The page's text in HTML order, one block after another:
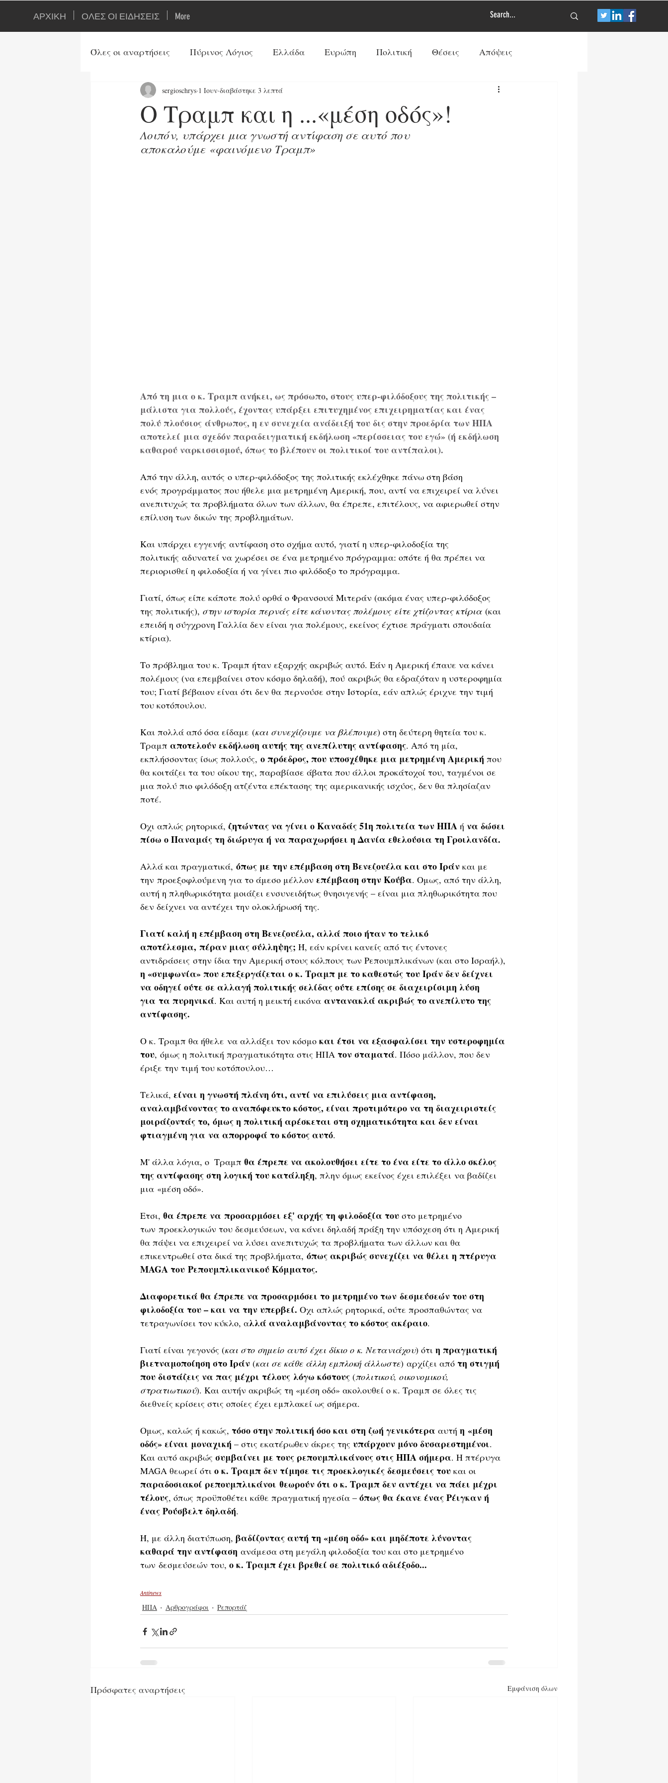
ΑΡΧΙΚΗ ΟΛΕΣ ΟΙ ΕΙΔΗΣΕΙΣ More
Όλες οι αναρτήσεις Πύρινος Λόγιος Ελλάδα Ευρώπη Πολιτική Θέσεις Απόψεις
Ιστορία Ορθοδοξία Νέα Τάξη Πραγμάτων Πολιτισμός
Τουρκία Αρθρογράφοι Ρεπορτάζ Κόσμος Αντί-Νέα Τάξη Πραγμάτων
Ο Τραμπ και η ...«μέση οδός»!
sergioschrys 1 Ιουν διαβάστηκε 3 λεπτά
Λοιπόν, υπάρχει μια γνωστή αντίφαση σε αυτό που
αποκαλούμε «φαινόμενο Τραμπ»
Από τη μια ο κ. Τραμπ ανήκει, ως πρόσωπο, στους υπερ-φιλόδοξους της πολιτικής –
μάλιστα για πολλούς, έχοντας υπάρξει επιτυχημένος επιχειρηματίας και ένας
πολύ πλούσιος άνθρωπος, η εν συνεχεία ανάδειξή του δις στην προεδρία των ΗΠΑ
αποτελεί μια σχεδόν παραδειγματική εκδήλωση «περίσσειας του εγώ» (ή εκδήλωση
καθαρού ναρκισσισμού, όπως το βλέπουν οι πολιτικοί του αντίπαλοι).
Από την άλλη, αυτός ο υπερ-φιλόδοξος της πολιτικής εκλέχθηκε πάνω στη βάση
ενός προγράμματος που ήθελε μια μετρημένη Αμερική, που, αντί να επιχειρεί να λύνει
ανεπιτυχώς τα προβλήματα όλων των άλλων, θα έπρεπε, επιτέλους, να αφιερωθεί στην
επίλυση των δικών της προβλημάτων.
Και υπάρχει εγγενής αντίφαση στο σχήμα αυτό, γιατί η υπερ-φιλοδοξία της
πολιτικής αδυνατεί να χωρέσει σε ένα μετρημένο πρόγραμμα: οπότε ή θα πρέπει να
περιορισθεί η φιλοδοξία ή να γίνει πιο φιλόδοξο το πρόγραμμα.
Γιατί, όπως είπε κάποτε πολύ ορθά ο Φρανσουά Μιτεράν (ακόμα ένας υπερ-φιλόδοξος
της πολιτικής), στην ιστορία περνάς είτε κάνοντας πολέμους είτε χτίζοντας κτίρια (και
επειδή η σύγχρονη Γαλλία δεν είναι για πολέμους, εκείνος έχτισε πράγματι σπουδαία
κτίρια).
Το πρόβλημα του κ. Τραμπ ήταν εξαρχής ακριβώς αυτό. Εάν η Αμερική έπαυε να κάνει
πολέμους (να επεμβαίνει στον κόσμο δηλαδή), πού ακριβώς θα εδραζόταν η υστεροφημία
του; Γιατί βέβαιον είναι ότι δεν θα περνούσε στην Iστορία, εάν απλώς έριχνε την τιμή
του κοτόπουλου.
Και πολλά από όσα είδαμε (και συνεχίζουμε να βλέπουμε) στη δεύτερη θητεία του κ.
Τραμπ αποτελούν εκδήλωση αυτής της ανεπίλυτης αντίφασης. Από τη μία,
εκπλήσσοντας ίσως πολλούς, ο πρόεδρος, που υποσχέθηκε μια μετρημένη Αμερική που
θα κοιτάζει τα του οίκου της, παραβίασε άβατα που άλλοι προκάτοχοί του, ταγμένοι σε
μια πολύ πιο φιλόδοξη ατζέντα επέκτασης της αμερικανικής ισχύος, δεν θα πλησίαζαν
ποτέ.
Οχι απλώς ρητορικά, ζητώντας να γίνει ο Καναδάς 51η πολιτεία των ΗΠΑ ή να δώσει
πίσω ο Παναμάς τη διώρυγα ή να παραχωρήσει η Δανία εθελούσια τη Γροιλανδία.
Αλλά και πραγματικά, όπως με την επέμβαση στη Βενεζουέλα και στο Ιράν και με
την προεξοφλούμενη για το άμεσο μέλλον επέμβαση στην Κούβα. Ομως, από την άλλη,
αυτή η πληθωρικότητα μοιάζει ενσυνειδήτως θνησιγενής – είναι μια πληθωρικότητα που
δεν δείχνει να αντέχει την ολοκλήρωσή της.
Γιατί καλή η επέμβαση στη Βενεζουέλα, αλλά ποιο ήταν το τελικό
αποτέλεσμα, πέραν μιας σύλληψης; Ή, εάν κρίνει κανείς από τις έντονες
αντιδράσεις στην ίδια την Αμερική στους κόλπους των Ρεπουμπλικάνων (και στο Ισραήλ),
η «συμφωνία» που επεξεργάζεται ο κ. Τραμπ με το καθεστώς του Ιράν δεν δείχνει
να οδηγεί ούτε σε αλλαγή πολιτικής σελίδας ούτε επίσης σε διαχειρίσιμη λύση
για τα πυρηνικά. Και αυτή η μεικτή εικόνα αντανακλά ακριβώς το ανεπίλυτο της
αντίφασης.
Ο κ. Τραμπ θα ήθελε να αλλάξει τον κόσμο και έτσι να εξασφαλίσει την υστεροφημία
του, όμως η πολιτική πραγματικότητα στις ΗΠΑ τον σταματά. Πόσο μάλλον, που δεν
έριξε την τιμή του κοτόπουλου…
Τελικά, είναι η γνωστή πλάνη ότι, αντί να επιλύσεις μια αντίφαση,
αναλαμβάνοντας το αναπόφευκτο κόστος, είναι προτιμότερο να τη διαχειριστείς
μοιράζοντάς το, όμως η πολιτική αρέσκεται στη σχηματικότητα και δεν είναι
φτιαγμένη για να απορροφά το κόστος αυτό.
Μ' άλλα λόγια, ο  Τραμπ θα έπρεπε να ακολουθήσει είτε το ένα είτε το άλλο σκέλος
της αντίφασης στη λογική του κατάληξη, πλην όμως εκείνος έχει επιλέξει να βαδίζει
μια «μέση οδό».
Ετσι, θα έπρεπε να προσαρμόσει εξ' αρχής τη φιλοδοξία του στο μετρημένο
των προεκλογικών του δεσμεύσεων, να κάνει δηλαδή πράξη την υπόσχεση ότι η Αμερική
θα πάψει να επιχειρεί να λύσει ανεπιτυχώς τα προβλήματα των άλλων και θα
επικεντρωθεί στα δικά της προβλήματα, όπως ακριβώς συνεχίζει να θέλει η πτέρυγα
MAGA του Ρεπουμπλικανικού Κόμματος.
Διαφορετικά θα έπρεπε να προσαρμόσει το μετρημένο των δεσμεύσεών του στη
φιλοδοξία του – και να την υπερβεί. Οχι απλώς ρητορικά, ούτε προσπαθώντας να
τετραγωνίσει τον κύκλο, αλλά αναλαμβάνοντας το κόστος ακέραιο.
Γιατί είναι γεγονός (και στο σημείο αυτό έχει δίκιο ο κ. Νετανιάχου) ότι η πραγματική
βιετναμοποίηση στο Ιράν (και σε κάθε άλλη εμπλοκή άλλωστε) αρχίζει από τη στιγμή
που διστάζεις να πας μέχρι τέλους λόγω κόστους (πολιτικού, οικονομικού,
στρατιωτικού). Και αυτήν ακριβώς τη «μέση οδό» ακολουθεί ο κ. Τραμπ σε όλες τις
διεθνείς κρίσεις στις οποίες έχει εμπλακεί ως σήμερα.
Ομως, καλώς ή κακώς, τόσο στην πολιτική όσο και στη ζωή γενικότερα αυτή η «μέση
οδός» είναι μοναχική – στις εκατέρωθεν άκρες της υπάρχουν μόνο δυσαρεστημένοι.
Και αυτό ακριβώς συμβαίνει με τους ρεπουμπλικάνους στις ΗΠΑ σήμερα. Η πτέρυγα
MAGA θεωρεί ότι ο κ. Τραμπ δεν τίμησε τις προεκλογικές δεσμεύσεις του και οι
παραδοσιακοί ρεπουμπλικάνοι θεωρούν ότι ο κ. Τραμπ δεν αντέχει να πάει μέχρι
τέλους, όπως προϋποθέτει κάθε πραγματική ηγεσία – όπως θα έκανε ένας Ρέιγκαν ή
ένας Ρούσβελτ δηλαδή.
Ή, με άλλη διατύπωση, βαδίζοντας αυτή τη «μέση οδό» και μηδέποτε λύνοντας
καθαρά την αντίφαση ανάμεσα στη μεγάλη φιλοδοξία του και στο μετρημένο
των δεσμεύσεών του, ο κ. Τραμπ έχει βρεθεί σε πολιτικό αδιέξοδο...
Antinews
ΗΠΑ Αρθρογράφοι Ρεπορτάζ
Πρόσφατες αναρτήσεις Εμφάνιση όλων